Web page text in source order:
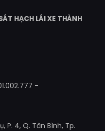
HẠCH LÁI XE THÀNH
-
P. 4, Q. Tân Bình, Tp.